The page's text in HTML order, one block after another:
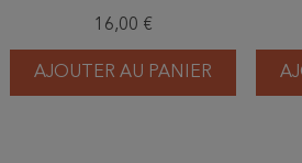
16,00 €
AJOUTER AU PANIER